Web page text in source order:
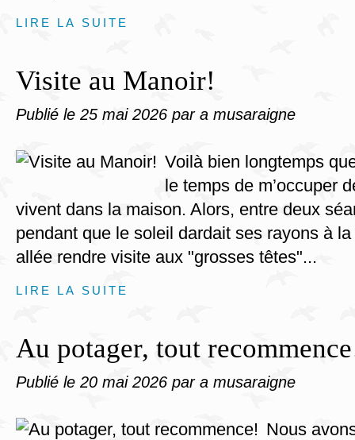
LIRE LA SUITE
Visite au Manoir!
Publié le 25 mai 2026 par a musaraigne
Voilà bien longtemps
le temps de m’occuper
vivent dans la maison. Alors, entre deux
pendant que le soleil dardait ses rayons à
allée rendre visite aux "grosses têtes"...
LIRE LA SUITE
Au potager, tout
Publié le 20 mai 2026 par a musaraigne
Nous